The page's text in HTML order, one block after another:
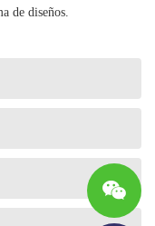
de diseños.